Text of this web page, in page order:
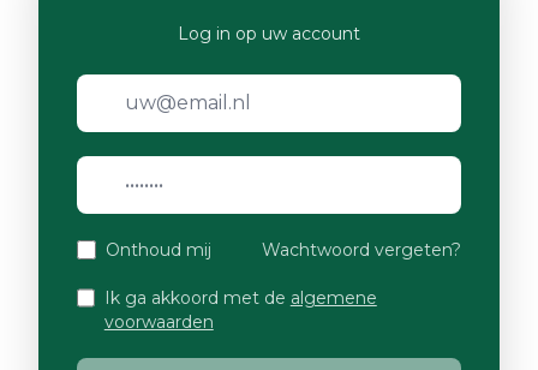
Log in op uw account
Onthoud mij Wachtwoord vergeten?
Ik ga akkoord met de algemene
voorwaarden